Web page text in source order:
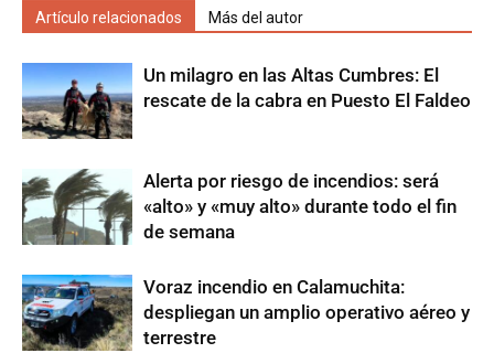
Artículo relacionados Más del autor
Un milagro en las Altas Cumbres: El
rescate de la cabra en Puesto El Faldeo
Alerta por riesgo de incendios: será
«alto» y «muy alto» durante todo el fin
de semana
Voraz incendio en Calamuchita:
despliegan un amplio operativo aéreo y
terrestre